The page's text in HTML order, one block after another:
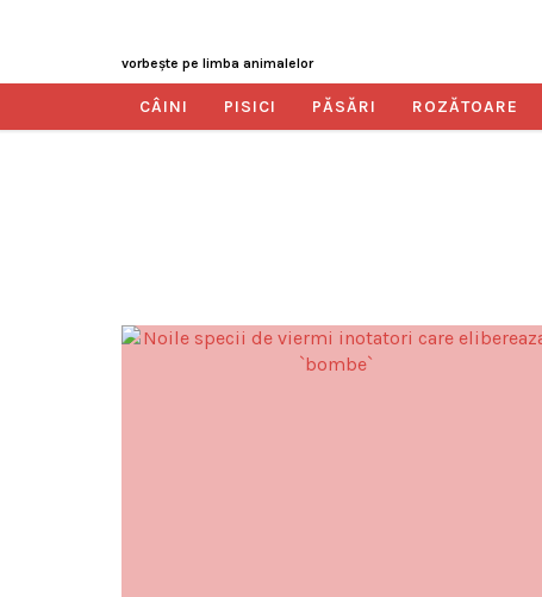
vorbeşte pe limba animalelor
CÂINI PISICI PĂSĂRI ROZĂTOARE